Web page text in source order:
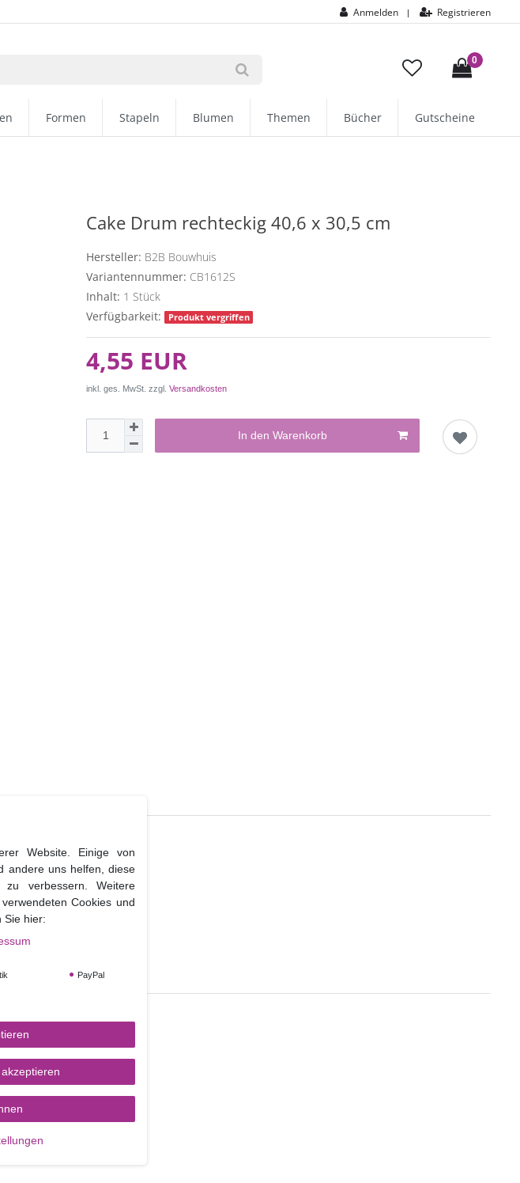
Anmelden | Registrieren
0
Formen Stapeln Blumen Themen Bücher Gutscheine
Cake Drum rechteckig 40,6 x 30,5 cm
Hersteller: B2B Bouwhuis
Variantennummer: CB1612S
Inhalt: 1 Stück
Verfügbarkeit:
Produkt vergriffen
4,55 EUR
inkl. ges. MwSt. zzgl.Versandkosten
In den Warenkorb
Folie bezogen sind.
verwendet werden.
Website. Einige von
andere uns helfen, diese
verbessern. Weitere
Cookies und
Sie hier:
PayPal